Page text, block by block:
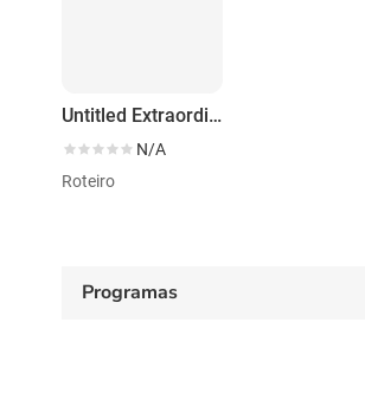
Untitled Extraordinary Attorney Woo English Language Adaptation
N/A
Roteiro
Programas